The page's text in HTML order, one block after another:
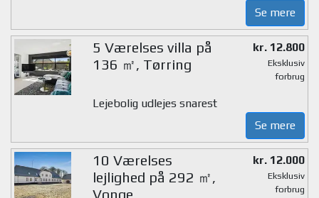
Se mere
5 Værelses villa på
136 ㎡, Tørring
kr. 12.800
Eksklusiv
forbrug
Lejebolig udlejes snarest
Se mere
10 Værelses
lejlighed på 292 ㎡,
Vonge
kr. 12.000
Eksklusiv
forbrug